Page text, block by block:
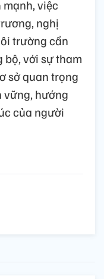
việc
nghị
trường cần
với sự tham
sở quan trọng
vững, hướng
của người